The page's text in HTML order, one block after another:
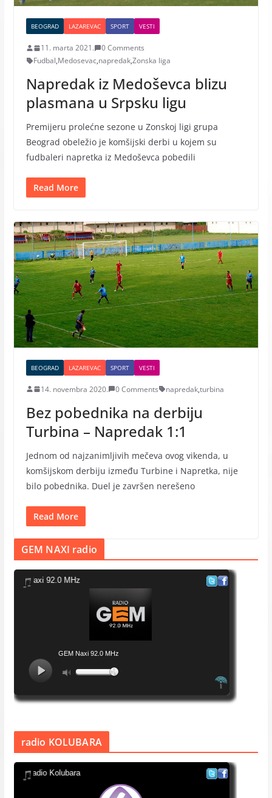
BEOGRAD LAZAREVAC SPORT VESTI
11. marta 2021.
0 Comments
Fudbal,Medosevac,napredak,Zonska liga
Napredak iz Medoševca blizu
plasmana u Srpsku ligu
Premijeru prolećne sezone u Zonskoj ligi grupa
Beograd obeležio je komšijski derbi u kojem su
fudbaleri napretka iz Medoševca pobedili
Read More
BEOGRAD LAZAREVAC SPORT VESTI
14. novembra 2020. 0 Comments napredak,turbina
Bez pobednika na derbiju
Turbina – Napredak 1:1
Jednom od najzanimljivih mečeva ovog vikenda, u
komšijskom derbiju između Turbine i Napretka, nije
bilo pobednika. Duel je završen nerešeno
Read More
GEM NAXI radio
radio KOLUBARA